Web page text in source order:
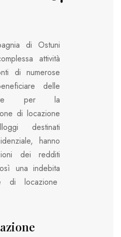
di Ostuni
attività
di numerose
delle
per la
di locazione
destinati
hanno
dei redditi
una indebita
di locazione